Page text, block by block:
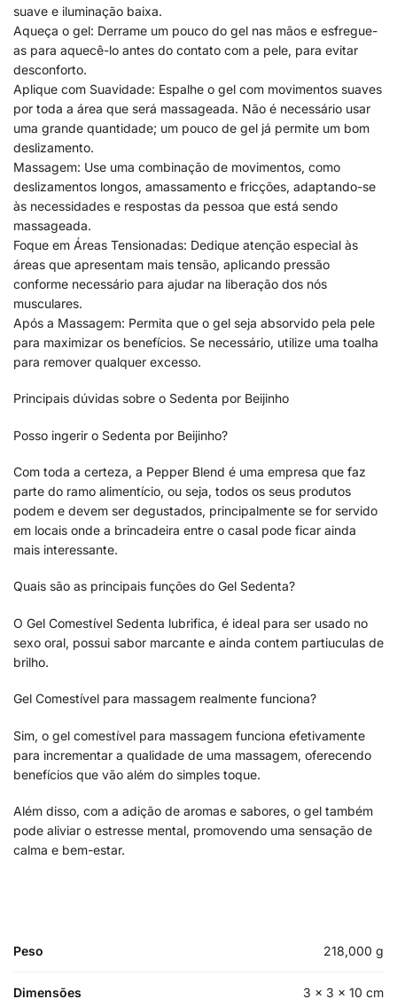
suave e iluminação baixa.
Aqueça o gel: Derrame um pouco do gel nas mãos e esfregue-
as para aquecê-lo antes do contato com a pele, para evitar
desconforto.
Aplique com Suavidade: Espalhe o gel com movimentos suaves
por toda a área que será massageada. Não é necessário usar
uma grande quantidade; um pouco de gel já permite um bom
deslizamento.
Massagem: Use uma combinação de movimentos, como
deslizamentos longos, amassamento e fricções, adaptando-se
às necessidades e respostas da pessoa que está sendo
massageada.
Foque em Áreas Tensionadas: Dedique atenção especial às
áreas que apresentam mais tensão, aplicando pressão
conforme necessário para ajudar na liberação dos nós
musculares.
Após a Massagem: Permita que o gel seja absorvido pela pele
para maximizar os benefícios. Se necessário, utilize uma toalha
para remover qualquer excesso.
Principais dúvidas sobre o Sedenta por Beijinho
Posso ingerir o Sedenta por Beijinho?
Com toda a certeza, a Pepper Blend é uma empresa que faz
parte do ramo alimentício, ou seja, todos os seus produtos
podem e devem ser degustados, principalmente se for servido
em locais onde a brincadeira entre o casal pode ficar ainda
mais interessante.
Quais são as principais funções do Gel Sedenta?
O Gel Comestível Sedenta lubrifica, é ideal para ser usado no
sexo oral, possui sabor marcante e ainda contem partiuculas de
brilho.
Gel Comestível para massagem realmente funciona?
Sim, o gel comestível para massagem funciona efetivamente
para incrementar a qualidade de uma massagem, oferecendo
benefícios que vão além do simples toque.
Além disso, com a adição de aromas e sabores, o gel também
pode aliviar o estresse mental, promovendo uma sensação de
calma e bem-estar.
Peso 218,000 g
Dimensões 3 × 3 × 10 cm